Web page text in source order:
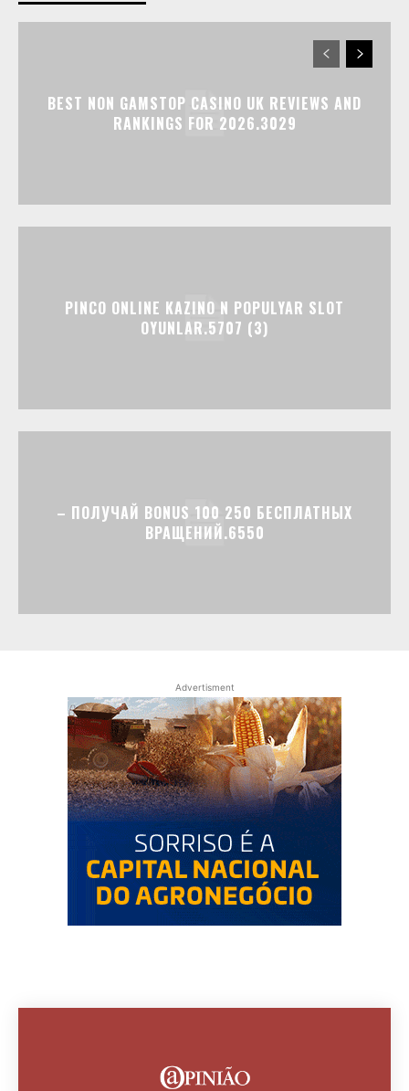
BEST NON GAMSTOP CASINO UK REVIEWS AND
RANKINGS FOR 2026.3029
PINCO ONLINE KAZINO N POPULYAR SLOT
OYUNLAR.5707 (3)
– ПОЛУЧАЙ BONUS 100 250 БЕСПЛАТНЫХ
ВРАЩЕНИЙ.6550
Advertisment